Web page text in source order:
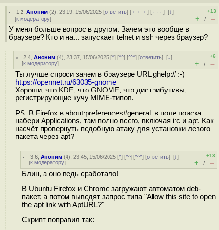
1.2 ,Аноним (2), 23:19, 15/06/2025 [ответить] [ ﹢﹢﹢] [ · · ·][↓]
[к модератору]
+13
+ / –
У меня больше вопрос в другом. Зачем это вообще в
браузере? Кто и на... запускает telnet и ssh через браузер?
2.4 ,Аноним (4), 23:37, 15/06/2025 [^] [^^] [^^^] [ответить][↓]
[к модератору]
+6
+ / –
Ты лучше спроси зачем в браузере URL ghelp:// :-)
https://opennet.ru/63035-gnome
Хороши, что KDE, что GNOME, что дистрибутивы,
регистрирующие кучу MIME-типов.
PS. В Firefox в about:preferences#general в поле поиска
набери Applications, там полно всего, включая irc и apt. Как
насчёт провернуть подобную атаку для установки левого
пакета через apt?
3.6 ,Аноним (4), 23:45, 15/06/2025 [^] [^^] [^^^] [ответить][↓]
[к модератору]
+13
+ / –
Блин, а оно ведь сработало!
В Ubuntu Firefox и Chrome загружают автоматом deb-
пакет, а потом выводят запрос типа "Allow this site to open
the apt link with AptURL?"
Скрипт поправил так: